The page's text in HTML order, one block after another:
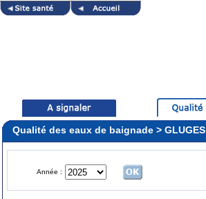
Qualité des eaux de baignade > GLUGES
Année :